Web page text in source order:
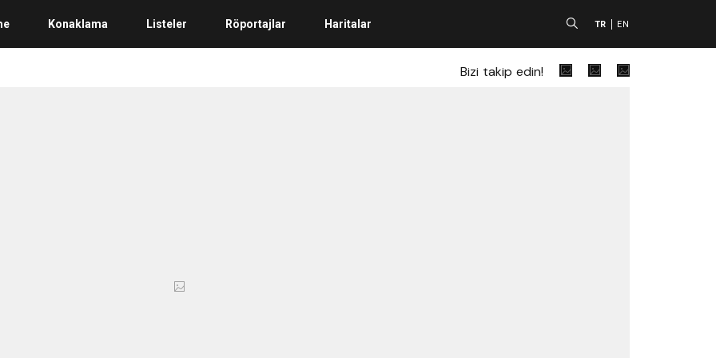
Konaklama Listeler Röportajlar Haritalar A TR EN
Bizi takip edin!